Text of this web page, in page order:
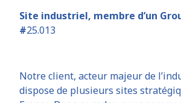
Site industriel, membre d’un
#25.013
Notre client, acteur majeur de
dispose de plusieurs sites